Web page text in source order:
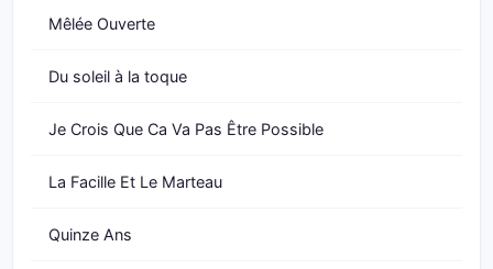
Mêlée Ouverte
Du soleil à la toque
Je Crois Que Ca Va Pas Être Possible
La Facille Et Le Marteau
Quinze Ans